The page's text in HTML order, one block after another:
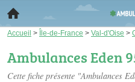
Accueil > Île-de-France > Val-d'Oise >
Ambulances Eden
Cette fiche présente "Ambulances